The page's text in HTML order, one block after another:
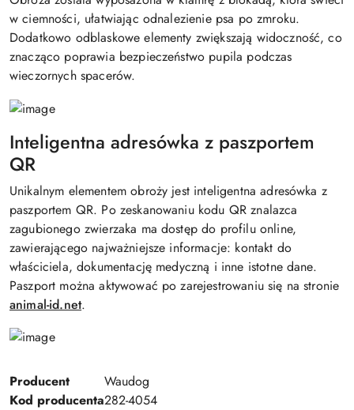
w ciemności, ułatwiając odnalezienie psa po zmroku.
Dodatkowo odblaskowe elementy zwiększają widoczność, co
znacząco poprawia bezpieczeństwo pupila podczas
wieczornych spacerów.
Inteligentna adresówka z paszportem
QR
Unikalnym elementem obroży jest inteligentna adresówka z
paszportem QR. Po zeskanowaniu kodu QR znalazca
zagubionego zwierzaka ma dostęp do profilu online,
zawierającego najważniejsze informacje: kontakt do
właściciela, dokumentację medyczną i inne istotne dane.
Paszport można aktywować po zarejestrowaniu się na stronie
animal-id.net.
Producent
Waudog
Kod producenta282-4054